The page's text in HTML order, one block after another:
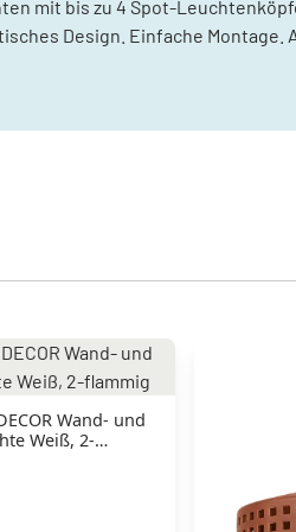
mit bis zu 4 Spot-
Design. Einfache
Wand- und
Weiß, 2-